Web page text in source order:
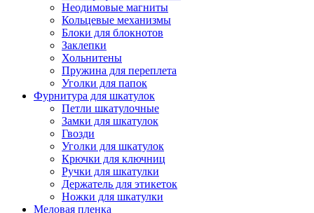
Неодимовые магниты
Кольцевые механизмы
Блоки для блокнотов
Заклепки
Хольнитены
Пружина для переплета
Уголки для папок
Фурнитура для шкатулок
Петли шкатулочные
Замки для шкатулок
Гвозди
Уголки для шкатулок
Крючки для ключниц
Ручки для шкатулки
Держатель для этикеток
Ножки для шкатулки
Меловая пленка